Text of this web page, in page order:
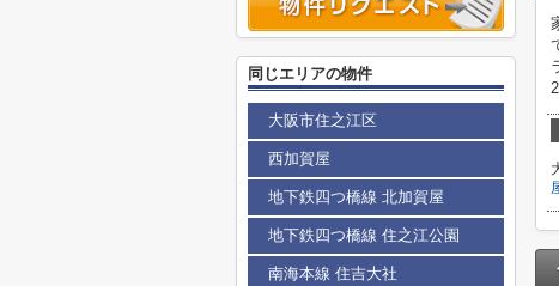
同じエリアの物件
大阪市住之江区
西加賀屋
地下鉄四つ橋線 北加賀屋
地下鉄四つ橋線 住之江公園
南海本線 住吉大社